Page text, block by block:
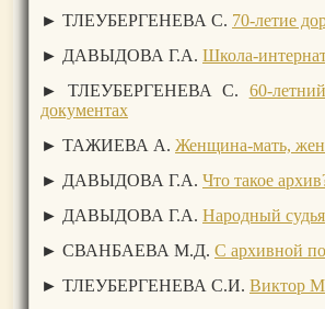
► ТЛЕУБЕРГЕНЕВА С. 70-летие
► ДАВЫДОВА Г.А. Школа-
► ТЛЕУБЕРГЕНЕВА С. 60-
документах
► ТАЖИЕВА А. Женщина-мать,
► ДАВЫДОВА Г.А. Что такое
► ДАВЫДОВА Г.А. Народный судья
► СВАНБАЕВА М.Д. С архивной
► ТЛЕУБЕРГЕНЕВА С.И. Виктор